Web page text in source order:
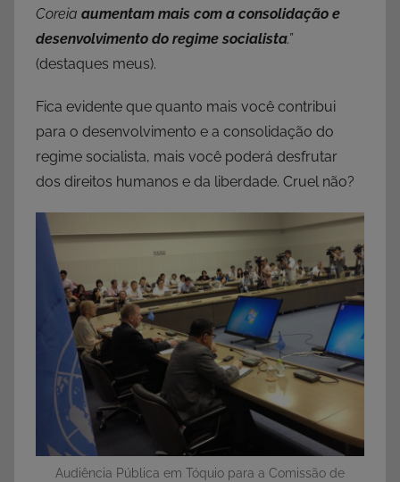
Coreia aumentam mais com a consolidação e
desenvolvimento do regime socialista.”
(destaques meus).
Fica evidente que quanto mais você contribui
para o desenvolvimento e a consolidação do
regime socialista, mais você poderá desfrutar
dos direitos humanos e da liberdade. Cruel não?
Audiência Pública em Tóquio para a Comissão de